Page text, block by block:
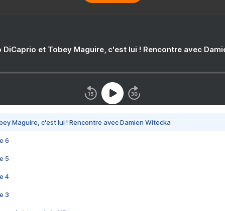
DiCaprio et Tobey Maguire, c'est lui ! Rencontre avec
Maguire, c'est lui ! Rencontre avec Damien Witecka
6
5
4
3